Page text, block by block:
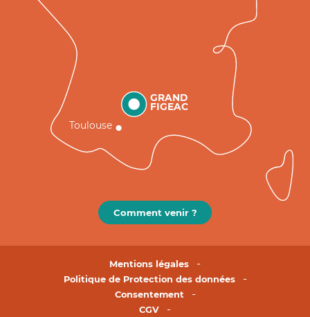
GRAND
FIGEAC
Toulouse
Comment venir ?
Mentions légales
Politique de Protection des données
Consentement
CGV